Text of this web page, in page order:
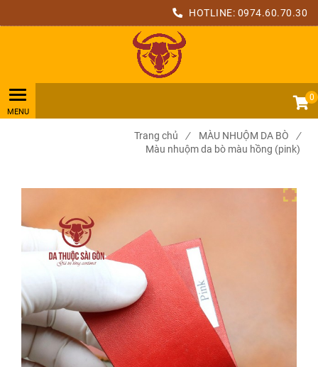
HOTLINE: 0974.60.70.30
0
Trang chủ / MÀU NHUỘM DA BÒ
/
Màu nhuộm da bò màu hồng (pink)